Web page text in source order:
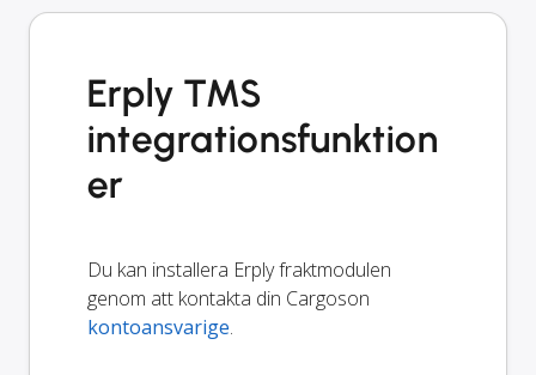
Erply TMS
integrationsfunktion
er
Du kan installera Erply fraktmodulen
genom att kontakta din Cargoson
kontoansvarige.